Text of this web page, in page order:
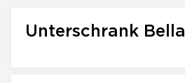
Unterschrank Bella